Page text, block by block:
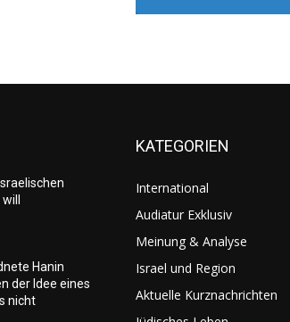
Hanin
der Idee eines
nicht
KATEGORIEN
International
Audiatur Exklusiv
Meinung & Analyse
Israel und Region
Aktuelle Kurznachrichten